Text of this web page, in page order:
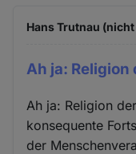
Hans Trutnau
Ah ja: Religion
Ah ja: Religion
konsequente
der